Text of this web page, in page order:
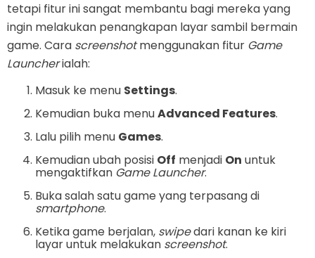
tetapi fitur ini sangat membantu bagi mereka yang
ingin melakukan penangkapan layar sambil bermain
game. Cara screenshotmenggunakan fitur Game
Launcherialah:
Masuk ke menu Settings.
Kemudian buka menuAdvanced Features.
Lalu pilih menu Games.
Kemudian ubah posisi Off menjadi On untuk
mengaktifkan Game Launcher.
Buka salah satu game yang terpasang di
smartphone.
Ketika game berjalan, swipedari kanan ke kiri
layar untuk melakukan screenshot.